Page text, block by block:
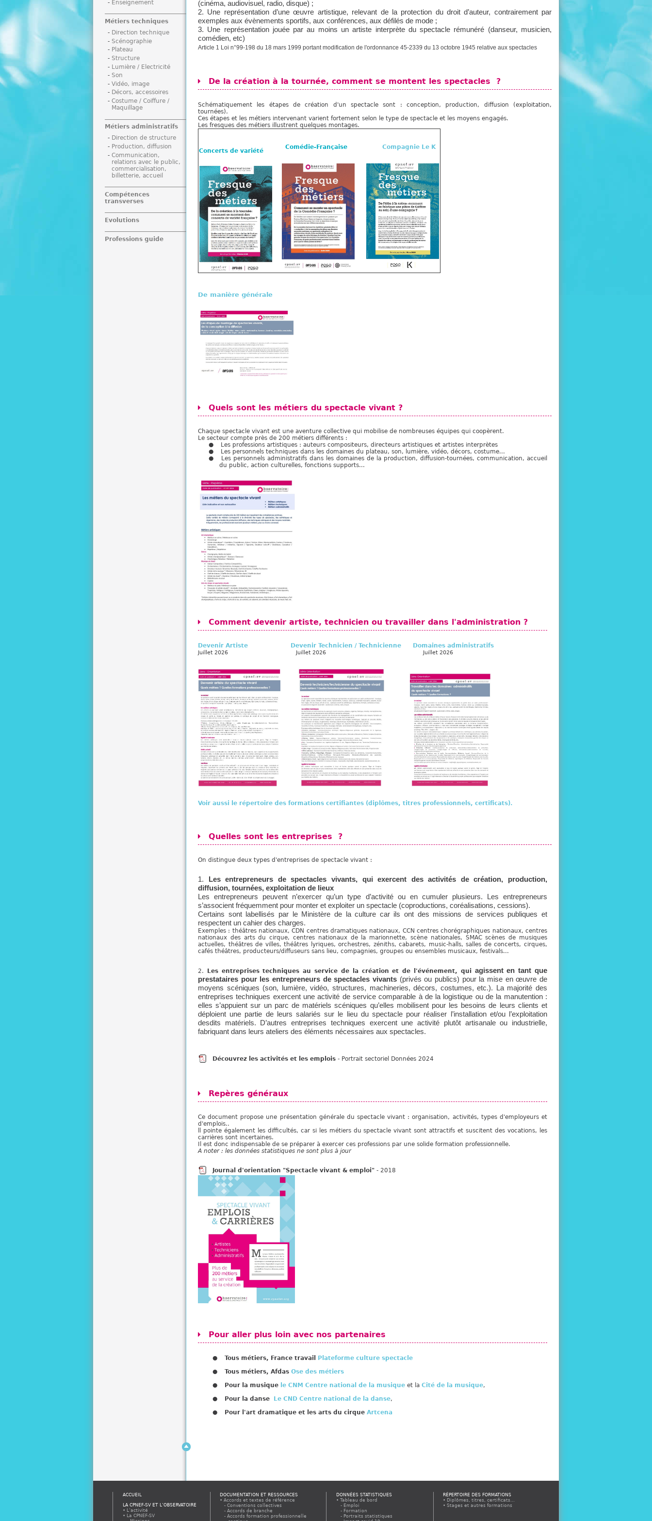
i(cinéma, audiovisuel, radio, disque) ;
2. Une représentation d’une œuvre artistique, relevant de la protection du droit d’auteur, contrairement par
exemples aux évènements sportifs, aux conférences, aux défilés de mode ;
3. Une représentation jouée par au moins un artiste interprète du spectacle rémunéré (danseur, musicien,
comédien, etc)
Article 1 Loi n°99-198 du 18 mars 1999 portant modification de l'ordonnance 45-2339 du 13 octobre 1945 relative aux spectacles
De la création à la tournée, comment se montent les spectacles ?
Schématiquement les étapes de création d'un spectacle sont : conception, production, diffusion (exploitation,
tournées).
Ces étapes et les métiers intervenant varient fortement selon le type de spectacle et les moyens engagés.
Les fresques des métiers illustrent quelques montages.
Concerts de variété
Comédie-Française Compagnie Le K
De manière générale
Quels sont les métiers du spectacle vivant ?
Chaque spectacle vivant est une aventure collective qui mobilise de nombreuses équipes qui coopèrent.
Le secteur compte près de 200 métiers différents :
Les professions artistiques : auteurs compositeurs, directeurs artistiques et artistes interprètes
Les personnels techniques dans les domaines du plateau, son, lumière, vidéo, décors, costume...
Les personnels administratifs dans les domaines de la production, diffusion-tournées, communication, accueil
du public, action culturelles, fonctions supports...
Comment devenir artiste, technicien ou travailler dans l'administration ?
Devenir Artiste Devenir Technicien / Technicienne Domaines administratifs
Juillet 2026 Juillet 2026 Juillet 2026
Voir aussi le répertoire des formations certifiantes (diplômes, titres professionnels, certificats).
Quelles sont les entreprises ?
On distingue deux types d'entreprises de spectacle vivant :
1. Les entrepreneurs de spectacles vivants, qui exercent des activités de création, production,
diffusion, tournées, exploitation de lieux
Les entrepreneurs peuvent n’exercer qu’un type d’activité ou en cumuler plusieurs. Les entrepreneurs
s’associent fréquemment pour monter et exploiter un spectacle (coproductions, coréalisations, cessions).
Certains sont labellisés par le Ministère de la culture car ils ont des missions de services publiques et
respectent un cahier des charges.
Exemples : théâtres nationaux, CDN centres dramatiques nationaux, CCN centres chorégraphiques nationaux, centres
nationaux des arts du cirque, centres nationaux de la marionnette, scène nationales, SMAC scènes de musiques
actuelles, théâtres de villes, théâtres lyriques, orchestres, zéniths, cabarets, music-halls, salles de concerts, cirques,
cafés théâtres, producteurs/diffuseurs sans lieu, compagnies, groupes ou ensembles musicaux, festivals...
2. Les entreprises techniques au service de la création et de l'événement, qui agissent en tant que
prestataires pour les entrepreneurs de spectacles vivants (privés ou publics) pour la mise en œuvre de
moyens scéniques (son, lumière, vidéo, structures, machineries, décors, costumes, etc.). La majorité des
entreprises techniques exercent une activité de service comparable à de la logistique ou de la manutention :
elles s’appuient sur un parc de matériels scéniques qu’elles mobilisent pour les besoins de leurs clients et
déploient une partie de leurs salariés sur le lieu du spectacle pour réaliser l’installation et/ou l’exploitation
desdits matériels. D’autres entreprises techniques exercent une activité plutôt artisanale ou industrielle,
fabriquant dans leurs ateliers des éléments nécessaires aux spectacles.
Découvrez les activités et les emplois - Portrait sectoriel Données 2024
Repères généraux
Ce document propose une présentation générale du spectacle vivant : organisation, activités, types d'employeurs et
d'emplois..
ll pointe également les difficultés, car si les métiers du spectacle vivant sont attractifs et suscitent des vocations, les
carrières sont incertaines.
Il est donc indispensable de se préparer à exercer ces professions par une solide formation professionnelle.
A noter : les données statistiques ne sont plus à jour
Journal d'orientation "Spectacle vivant & emploi" - 2018
Pour aller plus loin avec nos partenaires
Tous métiers, France travail Plateforme culture spectacle
Tous métiers, Afdas Ose des métiers
Pour la musique le CNM Centre national de la musique et la Cité de la musique,
Pour la danse
Le CND Centre national de la danse,
Pour l'art dramatique et les arts du cirque Artcena
Enseignement
Métiers techniques
Direction technique
Scénographie
Plateau
Structure
Lumière / Electricité
Son
Vidéo, image
Décors, accessoires
Costume / Coiffure /
Maquillage
Métiers administratifs
Direction de structure
Production, diffusion
Communication,
relations avec le public,
commercialisation,
billetterie, accueil
Compétences
transverses
Evolutions
Professions guide
ACCUEIL
LA CPNEF-SV ET L’OBSERVATOIRE
L’activité
La CPNEF-SV
DOCUMENTATION ET RESSOURCES
Accords et textes de référence
Conventions collectives
Accords de branche
Accords formation professionnelle
DONNÉES STATISTIQUES
Tableau de bord
Emploi
Formation
Portraits statistiques
RÉPERTOIRE DES FORMATIONS
Diplômes, titres, certificats...
Stages et autres formations